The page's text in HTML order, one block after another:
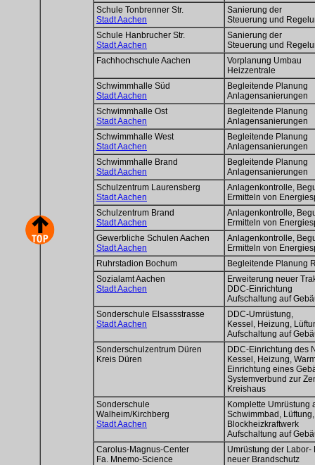
Schule Tonbrenner Str.
Stadt Aachen
Sanierung der
Steuerung und
Schule Hanbrucher Str.
Stadt Aachen
Sanierung der
Steuerung und
Fachhochschule Aachen
Vorplanung Umbau
Heizzentrale
Schwimmhalle Süd
Stadt Aachen
Begleitende Planung
Anlagensanierungen
Schwimmhalle Ost
Stadt Aachen
Begleitende Planung
Anlagensanierungen
Schwimmhalle West
Stadt Aachen
Begleitende Planung
Anlagensanierungen
Schwimmhalle Brand
Stadt Aachen
Begleitende Planung
Anlagensanierungen
Schulzentrum Laurensberg
Stadt Aachen
Anlagenkontrolle,
Ermitteln von
Schulzentrum Brand
Stadt Aachen
Anlagenkontrolle,
Ermitteln von
Gewerbliche Schulen Aachen
Stadt Aachen
Anlagenkontrolle,
Ermitteln von
Ruhrstadion Bochum
Begleitende Planung
Sozialamt Aachen
Stadt Aachen
Erweiterung neuer
DDC-Einrichtung
Aufschaltung auf
Sonderschule Elsassstrasse
Stadt Aachen
DDC-Umrüstung,
Kessel, Heizung,
Aufschaltung auf
Sonderschulzentrum Düren
Kreis Düren
DDC-Einrichtung des
Kessel, Heizung,
Einrichtung eines
Systemverbund zur
Kreishaus
Sonderschule
Walheim/Kirchberg
Stadt Aachen
Komplette Umrüstung
Schwimmbad,
Blockheizkraftwerk
Aufschaltung auf
Carolus-Magnus-Center
Fa. Mnemo-Science
Umrüstung der Labor-
neuer Brandschutz